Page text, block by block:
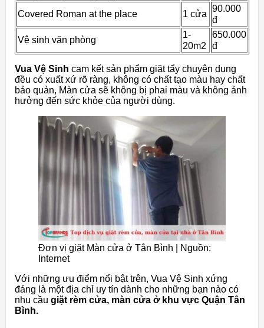
Covered Roman at the place
1 cửa
90.000
đ
Vệ sinh văn phòng
1-
20m2
650.000
đ
Vua Vệ Sinh cam kết sản phẩm giặt tẩy chuyên dụng
đều có xuất xứ rõ ràng, không có chất tạo màu hay chất
bảo quản, Màn cửa sẽ không bị phai màu và không ảnh
hưởng đến sức khỏe của người dùng.
Đơn vị giặt Màn cửa ở Tân Bình |
Nguồn:
Internet
Với những ưu điểm nổi bật trên, Vua Vệ Sinh xứng
đáng là một địa chỉ uy tín dành cho những bạn nào có
nhu cầu giặt rèm cửa, màn cửa ở khu vực Quận Tân
Bình.